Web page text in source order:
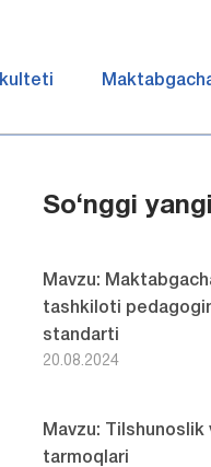
So‘nggi
Mavzu:
tashkiloti
standarti
20.08.2024
Mavzu: Tilshunoslik
tarmoqlari